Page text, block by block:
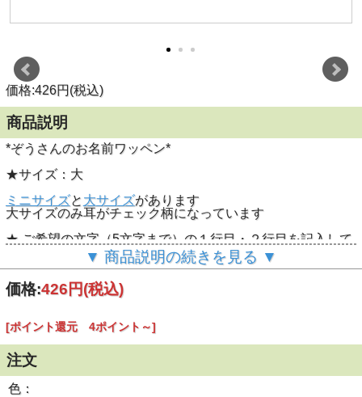
価格:426円(税込)
商品説明
*ぞうさんのお名前ワッペン*
★サイズ：大
ミニサイズと 大サイズがあります
大サイズのみ耳がチェック柄になっています
★ ご希望の文字（5文字まで）の１行目・２行目を記入して
カートに入れてください
※１行だけをご希望の場合は１行のみご記入ください
★外寸：よこ 約6.9ｃｍ たて 約4.3ｃｍ
★アイロン取付：〇
（※洗濯する場合やアイロンでうまく付かない場合は縫い付
けてください）
▼ 商品説明の続きを見る ▼
価格:426円(税込)
[ポイント還元 4ポイント～]
注文
色：